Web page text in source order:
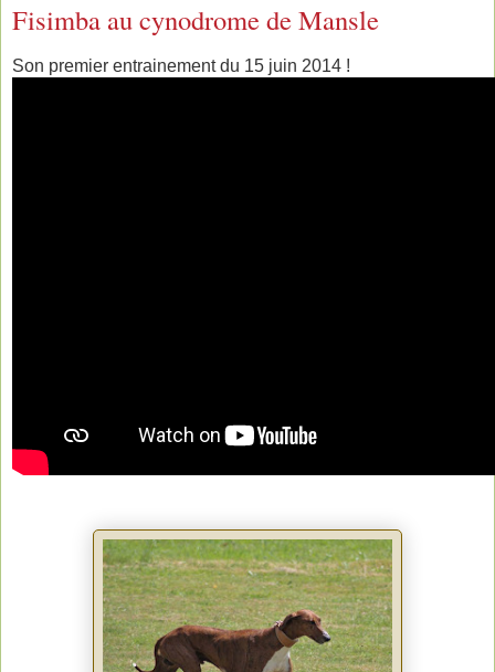
Fisimba au cynodrome de Mansle
Son premier entrainement du 15 juin 2014 !